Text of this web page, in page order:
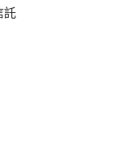
託